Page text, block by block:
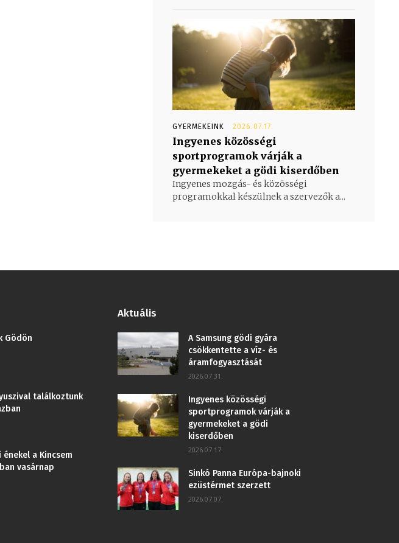
GYERMEKEINK 2026.07.17.
Ingyenes közösségi
sportprogramok várják a
gyermekeket a gödi kiserdőben
Ingyenes mozgás- és közösségi
programokkal készülnek a szervezők a...
Gödön
találkoztunk
énekel a Kincsem
vasárnap
Aktuális
A Samsung gödi gyára
csökkentette a víz- és
áramfogyasztását
2026.07.31.
Ingyenes közösségi
sportprogramok várják a
gyermekeket a gödi
kiserdőben
2026.07.17.
Sinkó Panna Európa-bajnoki
ezüstérmet szerzett
2026.07.07.